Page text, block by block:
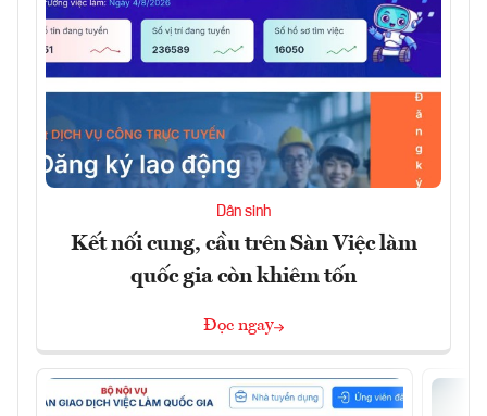
Dân sinh
Kết nối cung, cầu trên Sàn Việc làm
quốc gia còn khiêm tốn
Đọc ngay